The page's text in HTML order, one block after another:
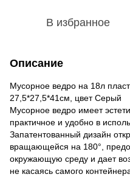
В избранное
Описание
Мусорное ведро на 18л
27,5*27,5*41см, цвет Серый
Мусорное ведро имеет
практичное и удобно в
Запатентованный дизайн
вращающейся на 180°,
окружающую среду и дает
не касаясь самого